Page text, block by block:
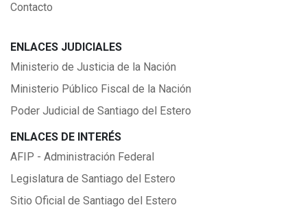
Contacto
ENLACES JUDICIALES
Ministerio de Justicia de la Nación
Ministerio Público Fiscal de la Nación
Poder Judicial de Santiago del Estero
ENLACES DE INTERÉS
AFIP - Administración Federal
Legislatura de Santiago del Estero
Sitio Oficial de Santiago del Estero